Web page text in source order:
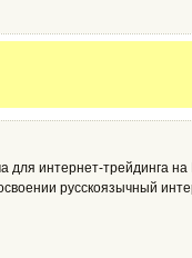
интернет-трейдинга на
русскоязычный